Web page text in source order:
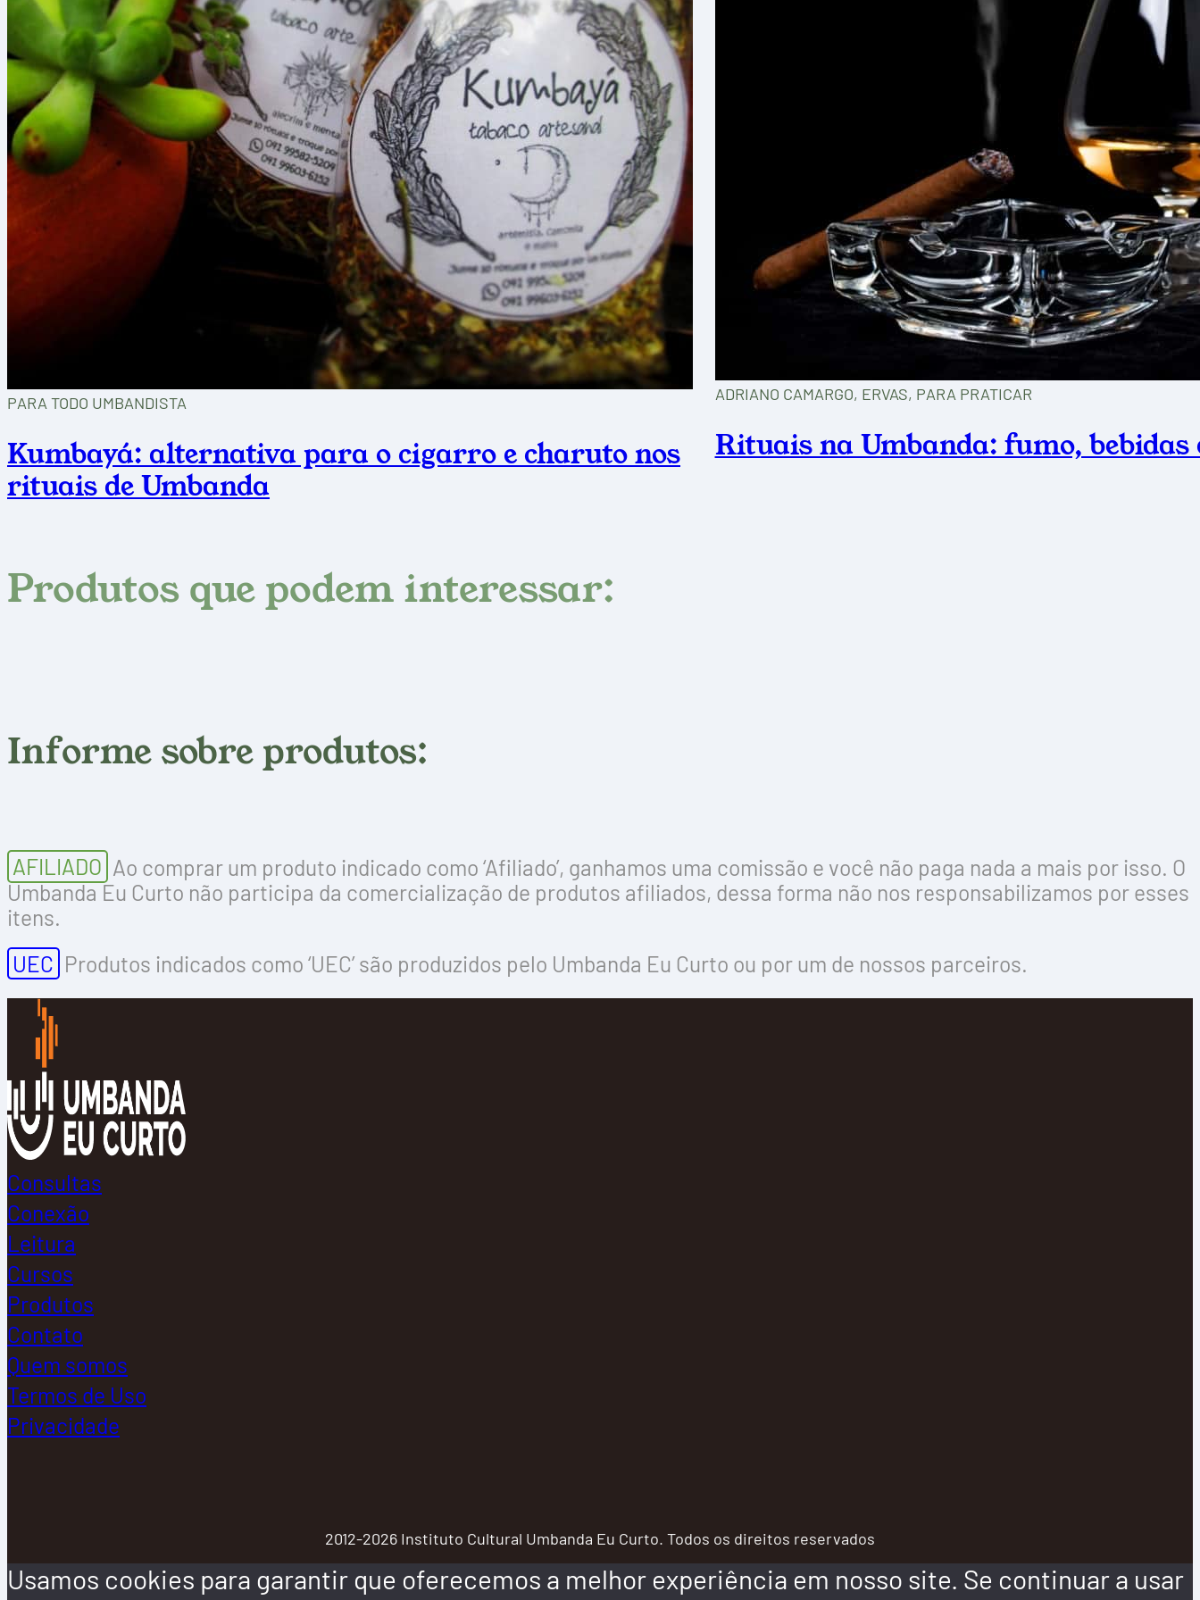
PARA TODO UMBANDISTA
Kumbayá: alternativa para o cigarro e charuto nos
rituais de Umbanda
ADRIANO CAMARGO, ERVAS, PARA PRATICAR
Rituais na Umbanda: fumo, bebidas
Produtos que podem interessar:
Informe sobre produtos:
AFILIADO Ao comprar um produto indicado como ‘Afiliado’, ganhamos uma comissão e você não paga nada a mais por isso. O
Umbanda Eu Curto não participa da comercialização de produtos afiliados, dessa forma não nos responsabilizamos por esses
itens.
UEC Produtos indicados como ‘UEC’ são produzidos pelo Umbanda Eu Curto ou por um de nossos parceiros.
Consultas
Conexão
Leitura
Cursos
Produtos
Contato
Quem somos
Termos de Uso
Privacidade
2012-2026 Instituto Cultural Umbanda Eu Curto. Todos os direitos reservados
Usamos cookies para garantir que oferecemos a melhor experiência em nosso site. Se continuar a usar